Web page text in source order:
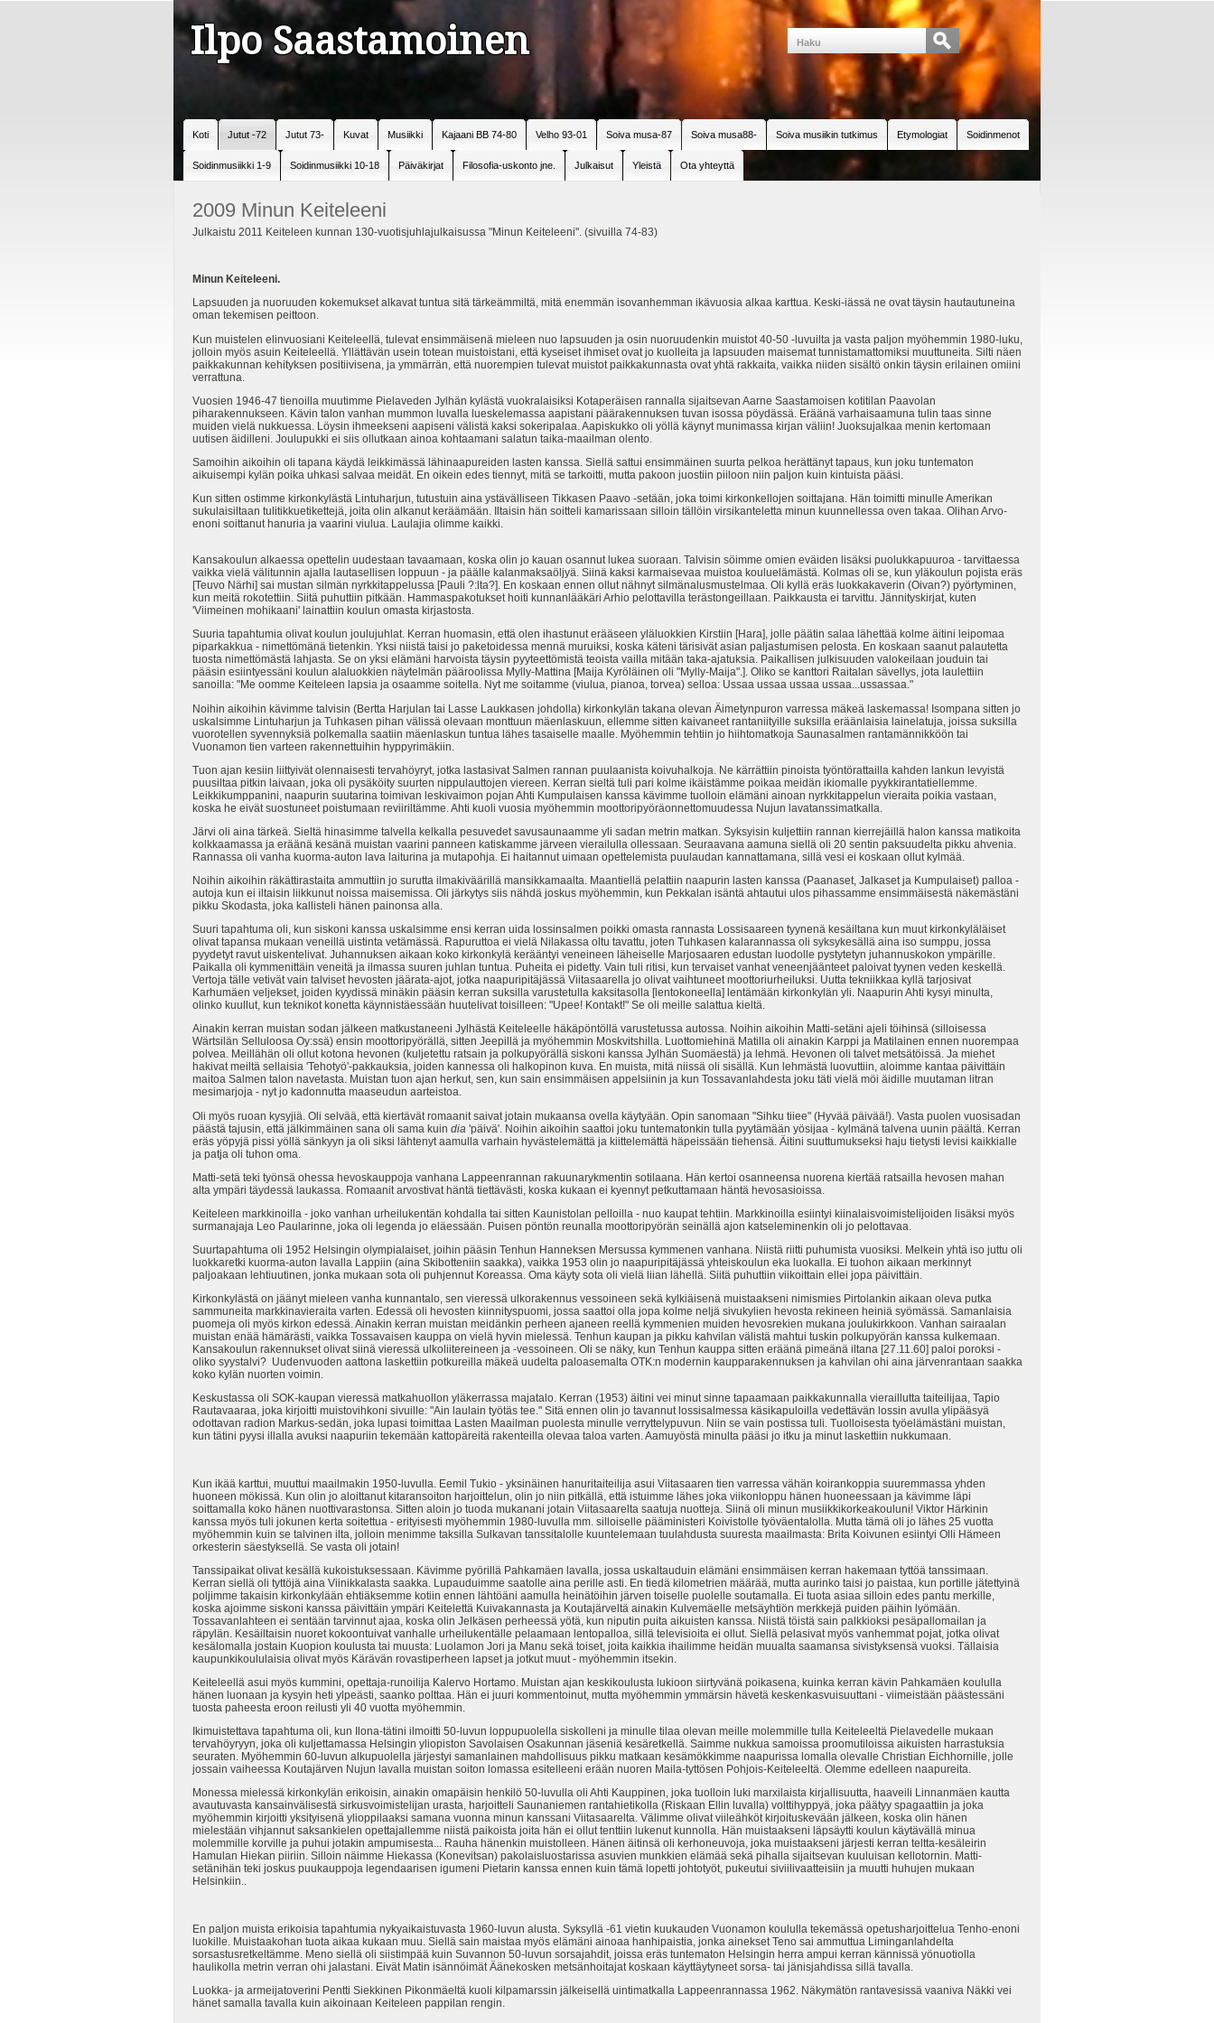
Ilpo Saastamoinen
Koti Jutut -72 Jutut 73- Kuvat Musiikki Kajaani BB 74-80 Velho 93-01 Soiva musa-87 Soiva musa88- Soiva musiikin tutkimus Etymologiat Soidinmenot
Soidinmusiikki 1-9 Soidinmusiikki 10-18 Päiväkirjat Filosofia-uskonto jne. Julkaisut Yleistä Ota yhteyttä
2009 Minun Keiteleeni
Julkaistu 2011 Keiteleen kunnan 130-vuotisjuhlajulkaisussa "Minun Keiteleeni". (sivuilla 74-83)
Minun Keiteleeni.
Lapsuuden ja nuoruuden kokemukset alkavat tuntua sitä tärkeämmiltä, mitä enemmän isovanhemman ikävuosia alkaa karttua. Keski-iässä ne ovat täysin hautautuneina
oman tekemisen peittoon.
Kun muistelen elinvuosiani Keiteleellä, tulevat ensimmäisenä mieleen nuo lapsuuden ja osin nuoruudenkin muistot 40-50 -luvuilta ja vasta paljon myöhemmin 1980-luku,
jolloin myös asuin Keiteleellä. Yllättävän usein totean muistoistani, että kyseiset ihmiset ovat jo kuolleita ja lapsuuden maisemat tunnistamattomiksi muuttuneita. Silti näen
paikkakunnan kehityksen positiivisena, ja ymmärrän, että nuorempien tulevat muistot paikkakunnasta ovat yhtä rakkaita, vaikka niiden sisältö onkin täysin erilainen omiini
verrattuna.
Vuosien 1946-47 tienoilla muutimme Pielaveden Jylhän kylästä vuokralaisiksi Kotaperäisen rannalla sijaitsevan Aarne Saastamoisen kotitilan Paavolan
piharakennukseen. Kävin talon vanhan mummon luvalla lueskelemassa aapistani päärakennuksen tuvan isossa pöydässä. Eräänä varhaisaamuna tulin taas sinne
muiden vielä nukkuessa. Löysin ihmeekseni aapiseni välistä kaksi sokeripalaa. Aapiskukko oli yöllä käynyt munimassa kirjan väliin! Juoksujalkaa menin kertomaan
uutisen äidilleni. Joulupukki ei siis ollutkaan ainoa kohtaamani salatun taika-maailman olento.
Samoihin aikoihin oli tapana käydä leikkimässä lähinaapureiden lasten kanssa. Siellä sattui ensimmäinen suurta pelkoa herättänyt tapaus, kun joku tuntematon
aikuisempi kylän poika uhkasi salvaa meidät. En oikein edes tiennyt, mitä se tarkoitti, mutta pakoon juostiin piiloon niin paljon kuin kintuista pääsi.
Kun sitten ostimme kirkonkylästä Lintuharjun, tutustuin aina ystävälliseen Tikkasen Paavo -setään, joka toimi kirkonkellojen soittajana. Hän toimitti minulle Amerikan
sukulaisiltaan tulitikkuetikettejä, joita olin alkanut keräämään. Iltaisin hän soitteli kamarissaan silloin tällöin virsikanteletta minun kuunnellessa oven takaa. Olihan Arvo-
enoni soittanut hanuria ja vaarini viulua. Laulajia olimme kaikki.
Kansakoulun alkaessa opettelin uudestaan tavaamaan, koska olin jo kauan osannut lukea suoraan. Talvisin söimme omien eväiden lisäksi puolukkapuuroa - tarvittaessa
vaikka vielä välitunnin ajalla lautasellisen loppuun - ja päälle kalanmaksaöljyä. Siinä kaksi karmaisevaa muistoa kouluelämästä. Kolmas oli se, kun yläkoulun pojista eräs
[Teuvo Närhi] sai mustan silmän nyrkkitappelussa [Pauli ?:lta?]. En koskaan ennen ollut nähnyt silmänalusmustelmaa. Oli kyllä eräs luokkakaverin (Oivan?) pyörtyminen,
kun meitä rokotettiin. Siitä puhuttiin pitkään. Hammaspakotukset hoiti kunnanlääkäri Arhio pelottavilla terästongeillaan. Paikkausta ei tarvittu. Jännityskirjat, kuten
'Viimeinen mohikaani' lainattiin koulun omasta kirjastosta.
Suuria tapahtumia olivat koulun joulujuhlat. Kerran huomasin, että olen ihastunut erääseen yläluokkien Kirstiin [Hara], jolle päätin salaa lähettää kolme äitini leipomaa
piparkakkua - nimettömänä tietenkin. Yksi niistä taisi jo paketoidessa mennä muruiksi, koska käteni tärisivät asian paljastumisen pelosta. En koskaan saanut palautetta
tuosta nimettömästä lahjasta. Se on yksi elämäni harvoista täysin pyyteettömistä teoista vailla mitään taka-ajatuksia. Paikallisen julkisuuden valokeilaan jouduin tai
pääsin esiintyessäni koulun alaluokkien näytelmän pääroolissa Mylly-Mattina [Maija Kyröläinen oli "Mylly-Maija".]. Oliko se kanttori Raitalan sävellys, jota laulettiin
sanoilla: "Me oomme Keiteleen lapsia ja osaamme soitella. Nyt me soitamme (viulua, pianoa, torvea) selloa: Ussaa ussaa ussaa ussaa...ussassaa."
Noihin aikoihin kävimme talvisin (Bertta Harjulan tai Lasse Laukkasen johdolla) kirkonkylän takana olevan Äimetynpuron varressa mäkeä laskemassa! Isompana sitten jo
uskalsimme Lintuharjun ja Tuhkasen pihan välissä olevaan monttuun mäenlaskuun, ellemme sitten kaivaneet rantaniityille suksilla eräänlaisia lainelatuja, joissa suksilla
vuorotellen syvennyksiä polkemalla saatiin mäenlaskun tuntua lähes tasaiselle maalle. Myöhemmin tehtiin jo hiihtomatkoja Saunasalmen rantamännikköön tai
Vuonamon tien varteen rakennettuihin hyppyrimäkiin.
Tuon ajan kesiin liittyivät olennaisesti tervahöyryt, jotka lastasivat Salmen rannan puulaanista koivuhalkoja. Ne kärrättiin pinoista työntörattailla kahden lankun levyistä
puusiltaa pitkin laivaan, joka oli pysäköity suurten nippulauttojen viereen. Kerran sieltä tuli pari kolme ikäistämme poikaa meidän ikiomalle pyykkirantatiellemme.
Leikkikumppanini, naapurin suutarina toimivan leskivaimon pojan Ahti Kumpulaisen kanssa kävimme tuolloin elämäni ainoan nyrkkitappelun vieraita poikia vastaan,
koska he eivät suostuneet poistumaan reviiriltämme. Ahti kuoli vuosia myöhemmin moottoripyöräonnettomuudessa Nujun lavatanssimatkalla.
Järvi oli aina tärkeä. Sieltä hinasimme talvella kelkalla pesuvedet savusaunaamme yli sadan metrin matkan. Syksyisin kuljettiin rannan kierrejäillä halon kanssa matikoita
kolkkaamassa ja eräänä kesänä muistan vaarini panneen katiskamme järveen vierailulla ollessaan. Seuraavana aamuna siellä oli 20 sentin paksuudelta pikku ahvenia.
Rannassa oli vanha kuorma-auton lava laiturina ja mutapohja. Ei haitannut uimaan opettelemista puulaudan kannattamana, sillä vesi ei koskaan ollut kylmää.
Noihin aikoihin räkättirastaita ammuttiin jo surutta ilmakiväärillä mansikkamaalta. Maantiellä pelattiin naapurin lasten kanssa (Paanaset, Jalkaset ja Kumpulaiset) palloa -
autoja kun ei iltaisin liikkunut noissa maisemissa. Oli järkytys siis nähdä joskus myöhemmin, kun Pekkalan isäntä ahtautui ulos pihassamme ensimmäisestä näkemästäni
pikku Skodasta, joka kallisteli hänen painonsa alla.
Suuri tapahtuma oli, kun siskoni kanssa uskalsimme ensi kerran uida lossinsalmen poikki omasta rannasta Lossisaareen tyynenä kesäiltana kun muut kirkonkyläläiset
olivat tapansa mukaan veneillä uistinta vetämässä. Rapuruttoa ei vielä Nilakassa oltu tavattu, joten Tuhkasen kalarannassa oli syksykesällä aina iso sumppu, jossa
pyydetyt ravut uiskentelivat. Juhannuksen aikaan koko kirkonkylä kerääntyi veneineen läheiselle Marjosaaren edustan luodolle pystytetyn juhannuskokon ympärille.
Paikalla oli kymmenittäin veneitä ja ilmassa suuren juhlan tuntua. Puheita ei pidetty. Vain tuli ritisi, kun tervaiset vanhat veneenjäänteet paloivat tyynen veden keskellä.
Vertoja tälle vetivät vain talviset hevosten jäärata-ajot, jotka naapuripitäjässä Viitasaarella jo olivat vaihtuneet moottoriurheiluksi. Uutta tekniikkaa kyllä tarjosivat
Karhumäen veljekset, joiden kyydissä minäkin pääsin kerran suksilla varustetulla kaksitasolla [lentokoneella] lentämään kirkonkylän yli. Naapurin Ahti kysyi minulta,
olinko kuullut, kun teknikot konetta käynnistäessään huutelivat toisilleen: "Upee! Kontakt!" Se oli meille salattua kieltä.
Ainakin kerran muistan sodan jälkeen matkustaneeni Jylhästä Keiteleelle häkäpöntöllä varustetussa autossa. Noihin aikoihin Matti-setäni ajeli töihinsä (silloisessa
Wärtsilän Selluloosa Oy:ssä) ensin moottoripyörällä, sitten Jeepillä ja myöhemmin Moskvitshilla. Luottomiehinä Matilla oli ainakin Karppi ja Matilainen ennen nuorempaa
polvea. Meillähän oli ollut kotona hevonen (kuljetettu ratsain ja polkupyörällä siskoni kanssa Jylhän Suomäestä) ja lehmä. Hevonen oli talvet metsätöissä. Ja miehet
hakivat meiltä sellaisia 'Tehotyö'-pakkauksia, joiden kannessa oli halkopinon kuva. En muista, mitä niissä oli sisällä. Kun lehmästä luovuttiin, aloimme kantaa päivittäin
maitoa Salmen talon navetasta. Muistan tuon ajan herkut, sen, kun sain ensimmäisen appelsiinin ja kun Tossavanlahdesta joku täti vielä möi äidille muutaman litran
mesimarjoja - nyt jo kadonnutta maaseudun aarteistoa.
Oli myös ruoan kysyjiä. Oli selvää, että kiertävät romaanit saivat jotain mukaansa ovella käytyään. Opin sanomaan "Sihku tiiee" (Hyvää päivää!). Vasta puolen vuosisadan
päästä tajusin, että jälkimmäinen sana oli sama kuin dia 'päivä'. Noihin aikoihin saattoi joku tuntematonkin tulla pyytämään yösijaa - kylmänä talvena uunin päältä. Kerran
eräs yöpyjä pissi yöllä sänkyyn ja oli siksi lähtenyt aamulla varhain hyvästelemättä ja kiittelemättä häpeissään tiehensä. Äitini suuttumukseksi haju tietysti levisi kaikkialle
ja patja oli tuhon oma.
Matti-setä teki työnsä ohessa hevoskauppoja vanhana Lappeenrannan rakuunarykmentin sotilaana. Hän kertoi osanneensa nuorena kiertää ratsailla hevosen mahan
alta ympäri täydessä laukassa. Romaanit arvostivat häntä tiettävästi, koska kukaan ei kyennyt petkuttamaan häntä hevosasioissa.
Keiteleen markkinoilla - joko vanhan urheilukentän kohdalla tai sitten Kaunistolan pelloilla - nuo kaupat tehtiin. Markkinoilla esiintyi kiinalaisvoimistelijoiden lisäksi myös
surmanajaja Leo Paularinne, joka oli legenda jo eläessään. Puisen pöntön reunalla moottoripyörän seinällä ajon katseleminenkin oli jo pelottavaa.
Suurtapahtuma oli 1952 Helsingin olympialaiset, joihin pääsin Tenhun Hanneksen Mersussa kymmenen vanhana. Niistä riitti puhumista vuosiksi. Melkein yhtä iso juttu oli
luokkaretki kuorma-auton lavalla Lappiin (aina Skibotteniin saakka), vaikka 1953 olin jo naapuripitäjässä yhteiskoulun eka luokalla. Ei tuohon aikaan merkinnyt
paljoakaan lehtiuutinen, jonka mukaan sota oli puhjennut Koreassa. Oma käyty sota oli vielä liian lähellä. Siitä puhuttiin viikoittain ellei jopa päivittäin.
Kirkonkylästä on jäänyt mieleen vanha kunnantalo, sen vieressä ulkorakennus vessoineen sekä kylkiäisenä muistaakseni nimismies Pirtolankin aikaan oleva putka
sammuneita markkinavieraita varten. Edessä oli hevosten kiinnityspuomi, jossa saattoi olla jopa kolme neljä sivukylien hevosta rekineen heiniä syömässä. Samanlaisia
puomeja oli myös kirkon edessä. Ainakin kerran muistan meidänkin perheen ajaneen reellä kymmenien muiden hevosrekien mukana joulukirkkoon. Vanhan sairaalan
muistan enää hämärästi, vaikka Tossavaisen kauppa on vielä hyvin mielessä. Tenhun kaupan ja pikku kahvilan välistä mahtui tuskin polkupyörän kanssa kulkemaan.
Kansakoulun rakennukset olivat siinä vieressä ulkoliitereineen ja -vessoineen. Oli se näky, kun Tenhun kauppa sitten eräänä pimeänä iltana [27.11.60] paloi poroksi -
oliko syystalvi? Uudenvuoden aattona laskettiin potkureilla mäkeä uudelta paloasemalta OTK:n modernin kaupparakennuksen ja kahvilan ohi aina järvenrantaan saakka
koko kylän nuorten voimin.
Keskustassa oli SOK-kaupan vieressä matkahuollon yläkerrassa majatalo. Kerran (1953) äitini vei minut sinne tapaamaan paikkakunnalla vieraillutta taiteilijaa, Tapio
Rautavaaraa, joka kirjoitti muistovihkoni sivuille: "Ain laulain työtäs tee." Sitä ennen olin jo tavannut lossisalmessa käsikapuloilla vedettävän lossin avulla ylipääsyä
odottavan radion Markus-sedän, joka lupasi toimittaa Lasten Maailman puolesta minulle verryttelypuvun. Niin se vain postissa tuli. Tuolloisesta työelämästäni muistan,
kun tätini pyysi illalla avuksi naapuriin tekemään kattopäreitä rakenteilla olevaa taloa varten. Aamuyöstä minulta pääsi jo itku ja minut laskettiin nukkumaan.
Kun ikää karttui, muuttui maailmakin 1950-luvulla. Eemil Tukio - yksinäinen hanuritaiteilija asui Viitasaaren tien varressa vähän koirankoppia suuremmassa yhden
huoneen mökissä. Kun olin jo aloittanut kitaransoiton harjoittelun, olin jo niin pitkällä, että istuimme lähes joka viikonloppu hänen huoneessaan ja kävimme läpi
soittamalla koko hänen nuottivarastonsa. Sitten aloin jo tuoda mukanani jotain Viitasaarelta saatuja nuotteja. Siinä oli minun musiikkikorkeakouluni! Viktor Härkinin
kanssa myös tuli jokunen kerta soitettua - erityisesti myöhemmin 1980-luvulla mm. silloiselle pääministeri Koivistolle työväentalolla. Mutta tämä oli jo lähes 25 vuotta
myöhemmin kuin se talvinen ilta, jolloin menimme taksilla Sulkavan tanssitalolle kuuntelemaan tuulahdusta suuresta maailmasta: Brita Koivunen esiintyi Olli Hämeen
orkesterin säestyksellä. Se vasta oli jotain!
Tanssipaikat olivat kesällä kukoistuksessaan. Kävimme pyörillä Pahkamäen lavalla, jossa uskaltauduin elämäni ensimmäisen kerran hakemaan tyttöä tanssimaan.
Kerran siellä oli tyttöjä aina Viinikkalasta saakka. Lupauduimme saatolle aina perille asti. En tiedä kilometrien määrää, mutta aurinko taisi jo paistaa, kun portille jätettyinä
poljimme takaisin kirkonkylään ehtiäksemme kotiin ennen lähtöäni aamulla heinätöihin järven toiselle puolelle soutamalla. Ei tuota asiaa silloin edes pantu merkille,
koska ajoimme siskoni kanssa päivittäin ympäri Keitelettä Kuivakannasta ja Koutajärveltä ainakin Kulvemäelle metsäyhtiön merkkejä puiden päihin lyömään.
Tossavanlahteen ei sentään tarvinnut ajaa, koska olin Jelkäsen perheessä yötä, kun niputin puita aikuisten kanssa. Niistä töistä sain palkkioksi pesäpallomailan ja
räpylän. Kesäiltaisin nuoret kokoontuivat vanhalle urheilukentälle pelaamaan lentopalloa, sillä televisioita ei ollut. Siellä pelasivat myös vanhemmat pojat, jotka olivat
kesälomalla jostain Kuopion koulusta tai muusta: Luolamon Jori ja Manu sekä toiset, joita kaikkia ihailimme heidän muualta saamansa sivistyksensä vuoksi. Tällaisia
kaupunkikoululaisia olivat myös Kärävän rovastiperheen lapset ja jotkut muut - myöhemmin itsekin.
Keiteleellä asui myös kummini, opettaja-runoilija Kalervo Hortamo. Muistan ajan keskikoulusta lukioon siirtyvänä poikasena, kuinka kerran kävin Pahkamäen koululla
hänen luonaan ja kysyin heti ylpeästi, saanko polttaa. Hän ei juuri kommentoinut, mutta myöhemmin ymmärsin hävetä keskenkasvuisuuttani - viimeistään päästessäni
tuosta paheesta eroon reilusti yli 40 vuotta myöhemmin.
Ikimuistettava tapahtuma oli, kun Ilona-tätini ilmoitti 50-luvun loppupuolella siskolleni ja minulle tilaa olevan meille molemmille tulla Keiteleeltä Pielavedelle mukaan
tervahöyryyn, joka oli kuljettamassa Helsingin yliopiston Savolaisen Osakunnan jäseniä kesäretkellä. Saimme nukkua samoissa proomutiloissa aikuisten harrastuksia
seuraten. Myöhemmin 60-luvun alkupuolella järjestyi samanlainen mahdollisuus pikku matkaan kesämökkimme naapurissa lomalla olevalle Christian Eichhornille, jolle
jossain vaiheessa Koutajärven Nujun lavalla muistan soiton lomassa esitelleeni erään nuoren Maila-tyttösen Pohjois-Keiteleeltä. Olemme edelleen naapureita.
Monessa mielessä kirkonkylän erikoisin, ainakin omapäisin henkilö 50-luvulla oli Ahti Kauppinen, joka tuolloin luki marxilaista kirjallisuutta, haaveili Linnanmäen kautta
avautuvasta kansainvälisestä sirkusvoimistelijan urasta, harjoitteli Saunaniemen rantahietikolla (Riskaan Ellin luvalla) volttihyppyä, joka päätyy spagaattiin ja joka
myöhemmin kirjoitti yksityisenä ylioppilaaksi samana vuonna minun kanssani Viitasaarelta. Välimme olivat viileähköt kirjoituskevään jälkeen, koska olin hänen
mielestään vihjannut saksankielen opettajallemme niistä paikoista joita hän ei ollut tenttiin lukenut kunnolla. Hän muistaakseni läpsäytti koulun käytävällä minua
molemmille korville ja puhui jotakin ampumisesta... Rauha hänenkin muistolleen. Hänen äitinsä oli kerhoneuvoja, joka muistaakseni järjesti kerran teltta-kesäleirin
Hamulan Hiekan piiriin. Silloin näimme Hiekassa (Konevitsan) pakolaisluostarissa asuvien munkkien elämää sekä pihalla sijaitsevan kuuluisan kellotornin. Matti-
setänihän teki joskus puukauppoja legendaarisen igumeni Pietarin kanssa ennen kuin tämä lopetti johtotyöt, pukeutui siviilivaatteisiin ja muutti huhujen mukaan
Helsinkiin..
En paljon muista erikoisia tapahtumia nykyaikaistuvasta 1960-luvun alusta. Syksyllä -61 vietin kuukauden Vuonamon koululla tekemässä opetusharjoittelua Tenho-enoni
luokille. Muistaakohan tuota aikaa kukaan muu. Siellä sain maistaa myös elämäni ainoaa hanhipaistia, jonka ainekset Teno sai ammuttua Liminganlahdelta
sorsastusretkeltämme. Meno siellä oli siistimpää kuin Suvannon 50-luvun sorsajahdit, joissa eräs tuntematon Helsingin herra ampui kerran kännissä yönuotiolla
haulikolla metrin verran ohi jalastani. Eivät Matin isännöimät Äänekosken metsänhoitajat koskaan käyttäytyneet sorsa- tai jänisjahdissa sillä tavalla.
Luokka- ja armeijatoverini Pentti Siekkinen Pikonmäeltä kuoli kilpamarssin jälkeisellä uintimatkalla Lappeenrannassa 1962. Näkymätön rantavesissä vaaniva Näkki vei
hänet samalla tavalla kuin aikoinaan Keiteleen pappilan rengin.